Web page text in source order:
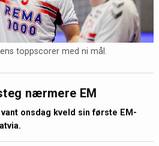
toppscorer med ni mål.
nærmere EM
onsdag kveld sin første EM-